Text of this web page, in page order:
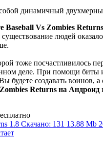
динамичный
Baseball Vs Zombies
людей
тоже посчастливилось
деле. При помощи
будете создавать
Returns на Андроид
1.8 Скачано: 131 13.88 Mb